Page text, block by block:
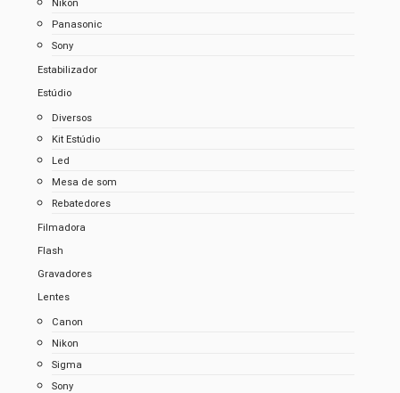
Nikon
Panasonic
Sony
Estabilizador
Estúdio
Diversos
Kit Estúdio
Led
Mesa de som
Rebatedores
Filmadora
Flash
Gravadores
Lentes
Canon
Nikon
Sigma
Sony